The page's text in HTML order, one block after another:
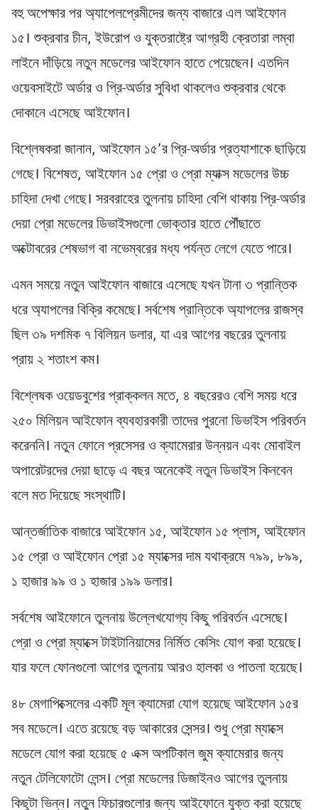
বহু অপেক্ষার পর অ্যাপেলপ্রেমীদের জন্য বাজারে এল আইফোন
১৫। শুক্রবার চীন, ইউরোপ ও যুক্তরাষ্ট্রে আগ্রহী ক্রেতারা লম্বা
লাইনে দাঁড়িয়ে নতুন মডেলের আইফোন হাতে পেয়েছেন। এতদিন
ওয়েবসাইটে অর্ডার ও প্রি-অর্ডার সুবিধা থাকলেও শুক্রবার থেকে
দোকানে এসেছে আইফোন।
বিশ্লেষকরা জানান, আইফোন ১৫’র প্রি-অর্ডার প্রত্যাশাকে ছাড়িয়ে
গেছে। বিশেষত, আইফোন ১৫ প্রো ও প্রো ম্যাক্স মডেলের উচ্চ
চাহিদা দেখা গেছে। সরবরাহের তুলনায় চাহিদা বেশি থাকায় প্রি-অর্ডার
দেয়া প্রো মডেলের ডিভাইসগুলো ভোক্তার হাতে পৌঁছাতে
অক্টোবরের শেষভাগ বা নভেম্বরের মধ্য পর্যন্ত লেগে যেতে পারে।
এমন সময়ে নতুন আইফোন বাজারে এসেছে যখন টানা ৩ প্রান্তিক
ধরে অ্যাপলের বিক্রি কমেছে। সর্বশেষ প্রান্তিকে অ্যাপলের রাজস্ব
ছিল ৩৯ দশমিক ৭ বিলিয়ন ডলার, যা এর আগের বছরের তুলনায়
প্রায় ২ শতাংশ কম।
বিশ্লেষক ওয়েডবুশের প্রাক্কলন মতে, ৪ বছরেরও বেশি সময় ধরে
২৫০ মিলিয়ন আইফোন ব্যবহারকারী তাদের পুরনো ডিভাইস পরিবর্তন
করেননি। নতুন ফোনে প্রসেসর ও ক্যামেরার উন্নয়ন এবং মোবাইল
অপারেটরদের দেয়া ছাড়ে এ বছর অনেকেই নতুন ডিভাইস কিনবেন
বলে মত দিয়েছে সংস্থাটি।
আন্তর্জাতিক বাজারে আইফোন ১৫, আইফোন ১৫ প্লাস, আইফোন
১৫ প্রো ও আইফোন প্রো ১৫ ম্যাক্সের দাম যথাক্রমে ৭৯৯, ৮৯৯,
১ হাজার ৯৯ ও ১ হাজার ১৯৯ ডলার।
সর্বশেষ আইফোনে তুলনায় উল্লেখযোগ্য কিছু পরিবর্তন এসেছে।
প্রো ও প্রো ম্যাক্সে টাইটানিয়ামের নির্মিত কেসিং যোগ করা হয়েছে।
যার ফলে ফোনগুলো আগের তুলনায় আরও হালকা ও পাতলা হয়েছে।
৪৮ মেগাপিক্সেলের একটি মূল ক্যামেরা যোগ হয়েছে আইফোন ১৫র
সব মডেলে। এতে রয়েছে বড় আকারের সেন্সর। শুধু প্রো ম্যাক্সে
মডেলে যোগ করা হয়েছে ৫ এক্স অপটিকাল জুম ক্যামেরার জন্য
নতুন টেলিফোটো লেন্স। প্রো মডেলের ডিজাইনও আগের তুলনায়
কিছুটা ভিন্ন। নতুন ফিচারগুলোর জন্য আইফোনে যুক্ত করা হয়েছে